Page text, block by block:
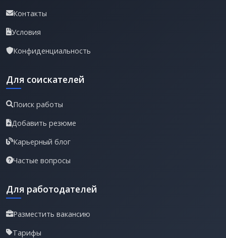
Контакты
Условия
Конфиденциальность
Для соискателей
Поиск работы
Добавить резюме
Карьерный блог
Частые вопросы
Для работодателей
Разместить вакансию
Тарифы